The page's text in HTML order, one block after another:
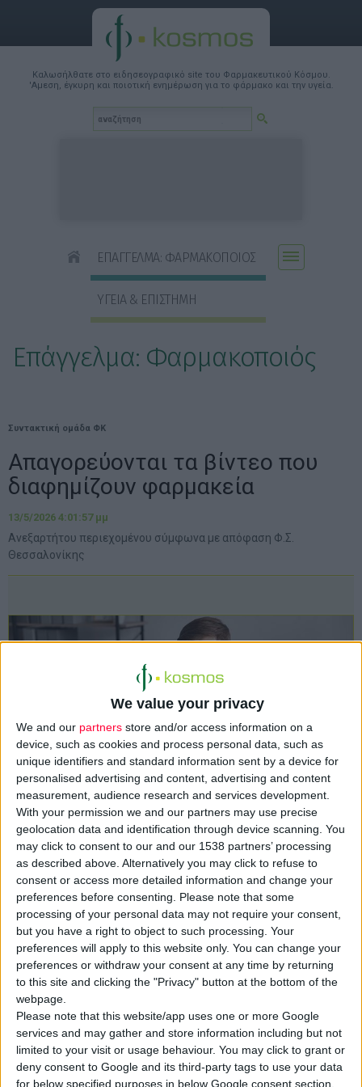
We value your privacy
We and our partners store and/or access information on a
device, such as cookies and process personal data, such as
unique identifiers and standard information sent by a device for
personalised advertising and content, advertising and content
measurement, audience research and services development.
With your permission we and our partners may use precise
geolocation data and identification through device scanning. You
may click to consent to our and our 1538 partners’ processing
as described above. Alternatively you may click to refuse to
consent or access more detailed information and change your
preferences before consenting.
Please note that some
processing of your personal data may not require your consent,
but you have a right to object to such processing. Your
preferences will apply to this website only. You can change your
preferences or withdraw your consent at any time by returning
to this site and clicking the "Privacy" button at the bottom of the
webpage.
Please note that this website/app uses one or more Google
services and may gather and store information including but not
limited to your visit or usage behaviour. You may click to grant or
deny consent to Google and its third-party tags to use your data
for below specified purposes in below Google consent section.
Καλωσήλθατε στο ειδησεογραφικό site του Φαρμακευτικού Κόσμου.
'Αμεση, έγκυρη και ποιοτική ενημέρωση για το φάρμακο και την υγεία.
ΕΠΑΓΓΕΛΜΑ: ΦΑΡΜΑΚΟΠΟΙΟΣ
ΥΓΕΙΑ & ΕΠΙΣΤΗΜΗ
Επάγγελμα: Φαρμακοποιός
Συντακτική ομάδα ΦΚ
Απαγορεύονται τα βίντεο που
διαφημίζουν φαρμακεία
13/5/2026 4:01:57 μμ
Ανεξαρτήτου περιεχομένου σύμφωνα με απόφαση Φ.Σ.
Θεσσαλονίκης
Τα αναρτημένα στο διαδίκτυο βίντεο που δείχνουν ή αφορούν
το φαρμακείο, πρέπει να διαγραφούν, επισημαίνει το Δ.Σ. του
Φ.Σ. Θεσσαλονίκης, καθώς παραβαίνουν το ισχύον ρυθμιστικό
πλαίσιο.
Ειδικότερα, σύμφωνα με τα συμπεράσματα της τελευταίας
συνεδρίασης του Δ.Σ., τα
βίντεο, ανεξαρτήτως
περιεχομένου , που είναι γυρισμένα από οποιονδήποτε στον
χώρο του φαρμακείου ή σχετίζονται με αυτό ή αναφέρονται σε
αυτό ή εμφανίζονται σε οποιαδήποτε ιστοσελίδα, συνιστούν
άμεση ή έμμεση
διαφήμιση φαρμακείου
, γεγονός που
απαγορεύεται ρητά από την ισχύουσα φαρμακευτική